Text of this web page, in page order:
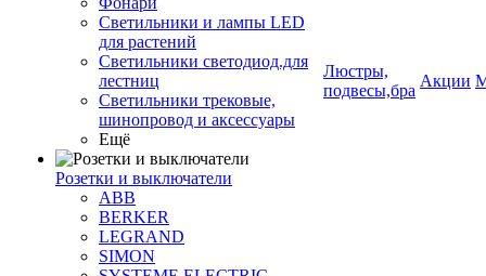
Светильники и лампы LED
для растений
Светильники светодиод.для
лестниц
Светильники трековые,
шинопровод и аксессуары
Ещё
Розетки и выключатели
ABB
BERKER
LEGRAND
SIMON
Люстры,
подвесы,бра
Акции